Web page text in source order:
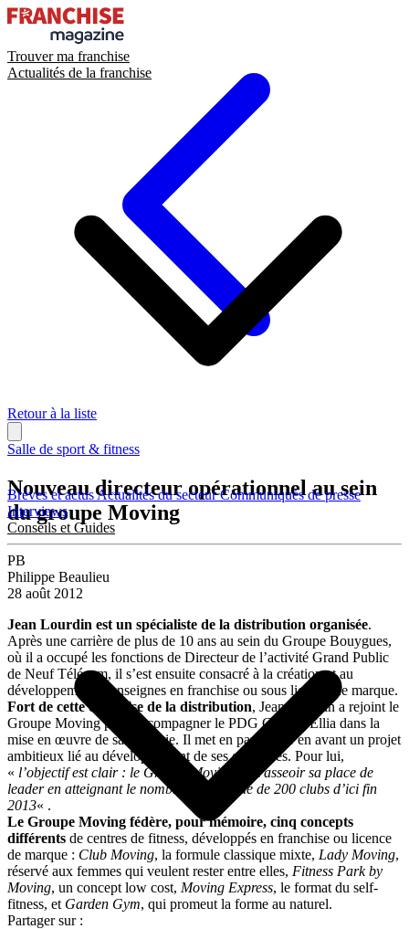
Trouver ma franchise
Actualités de la franchise
Brèves et actusActualités du secteurCommuniqués de presse
Interviews
Conseils et Guides
Retour à la liste
Salle de sport & fitness
Nouveau directeur opérationnel au sein
du groupe Moving
PB
Philippe Beaulieu
28 août 2012
Jean Lourdin est un spécialiste de la distribution organisée.
Après une carrière de plus de 10 ans au sein du Groupe Bouygues,
où il a occupé les fonctions de Directeur de l’activité Grand Public
de Neuf Télécom, il s’est ensuite consacré à la création et au
développement d’enseignes en franchise ou sous licence de marque.
Fort de cette expertise de la distribution, Jean Lourdin a rejoint le
Groupe Moving pour accompagner le PDG Charles Ellia dans la
mise en œuvre de sa stratégie. Il met en particulier en avant un projet
ambitieux lié au développement de ses enseignes. Pour lui,
« l’objectif est clair : le Groupe Moving doit asseoir sa place de
leader en atteignant le nombre symbolique de 200 clubs d’ici fin
2013« .
Le Groupe Moving fédère, pour mémoire, cinq concepts
différents de centres de fitness, développés en franchise ou licence
de marque : Club Moving, la formule classique mixte, Lady Moving,
réservé aux femmes qui veulent rester entre elles, Fitness Park by
Moving, un concept low cost, Moving Express, le format du self-
fitness, et Garden Gym, qui promeut la forme au naturel.
Partager sur :